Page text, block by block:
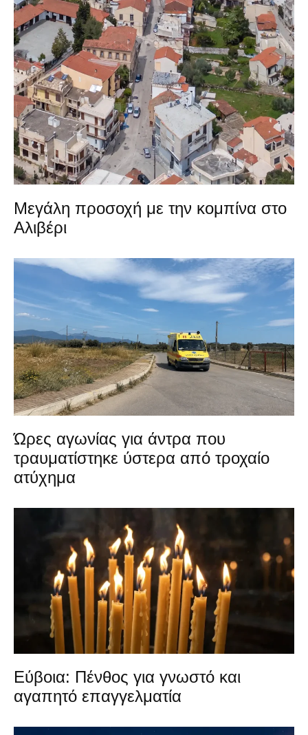
Μεγάλη προσοχή με την κομπίνα στο
Αλιβέρι
Ώρες αγωνίας για άντρα που
τραυματίστηκε ύστερα από τροχαίο
ατύχημα
Εύβοια: Πένθος για γνωστό και
αγαπητό επαγγελματία